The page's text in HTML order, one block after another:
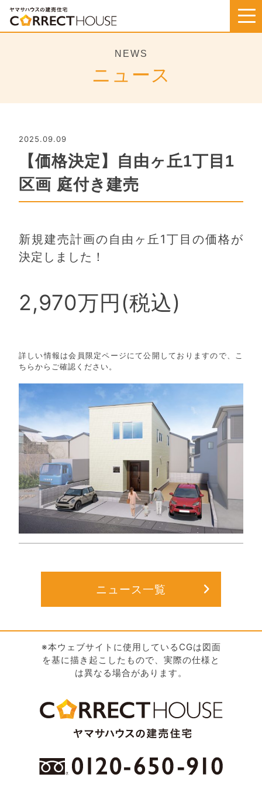
Skip
content
NEWS
ニュース
2025.09.09
【価格決定】自由ヶ丘1丁目1
区画 庭付き建売
新規建売計画の自由ヶ丘1丁目の価格が
決定しました！
2,970万円(税込)
詳しい情報は会員限定ページにて公開しておりますので、こ
ちらからご確認ください。
ニュース一覧
※本ウェブサイトに使用しているCGは図面
を基に描き起こしたもので、実際の仕様と
は異なる場合があります。